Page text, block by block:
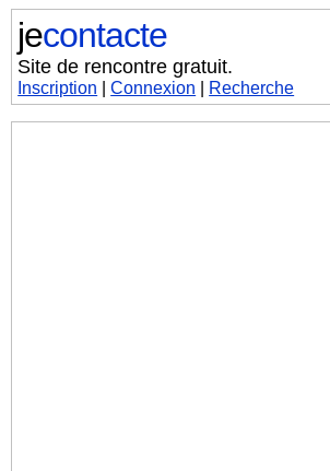
jecontacte
Site de rencontre gratuit.
Inscription |Connexion Recherche